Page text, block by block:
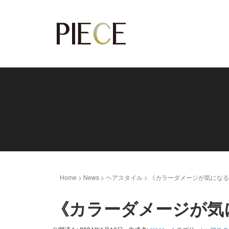
Home > News > ヘアスタイル > 《カラーダメージが気にな
《カラーダメージが